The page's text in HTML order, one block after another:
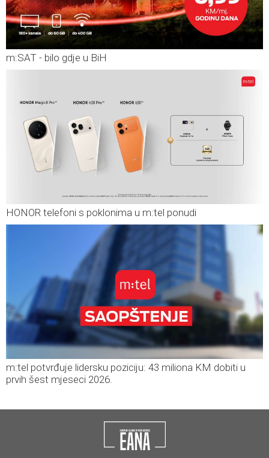
m:SAT - bilo gdje u BiH
HONOR telefoni s poklonima u m:tel ponudi
m:tel potvrđuje lidersku poziciju: 43 miliona KM dobiti u
prvih šest mjeseci 2026.